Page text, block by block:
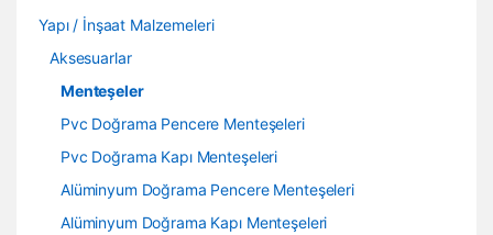
Yapı / İnşaat Malzemeleri
Aksesuarlar
Menteşeler
Pvc Doğrama Pencere Menteşeleri
Pvc Doğrama Kapı Menteşeleri
Alüminyum Doğrama Pencere Menteşeleri
Alüminyum Doğrama Kapı Menteşeleri